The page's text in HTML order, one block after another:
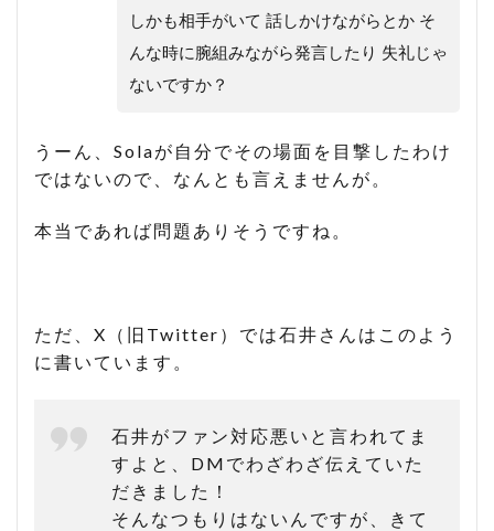
しかも相手がいて 話しかけながらとか そ
んな時に腕組みながら発言したり 失礼じゃ
ないですか？
うーん、Solaが自分でその場面を目撃したわけ
ではないので、なんとも言えませんが。
本当であれば問題ありそうですね。
ただ、X（旧Twitter）では石井さんはこのよう
に書いています。
石井がファン対応悪いと言われてま
すよと、DMでわざわざ伝えていた
だきました！
そんなつもりはないんですが、きて